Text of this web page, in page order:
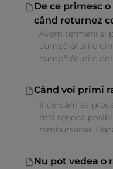
De ce primesc
când returnez
Avem termeni și
cumpărăturile
cumpărăturile
Când voi primi
Încercăm să
mai repede
rambursarea.
Nu pot vedea o